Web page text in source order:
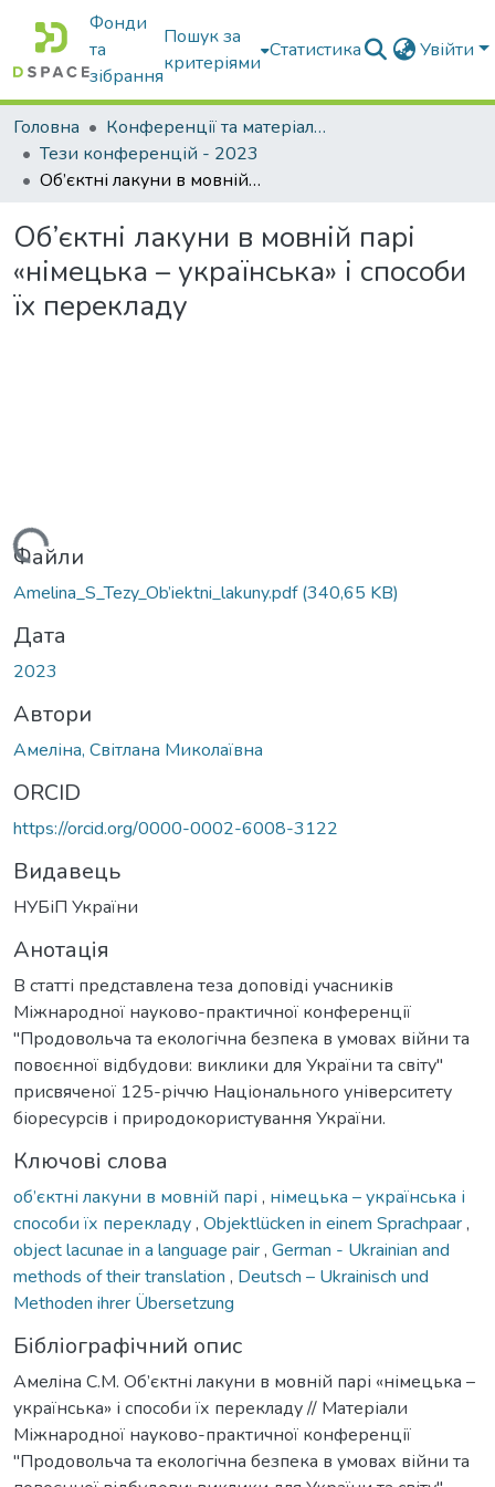
Фонди
та
зібрання
Пошук за
критеріями
Статистика Увійти
Головна
Конференції та матеріали конференцій
Тези конференцій - 2023
Об’єктні лакуни в мовній парі «німецька – українська» і способи їх перекладу
Об’єктні лакуни в мовній парі
«німецька – українська» і способи
їх перекладу
Файли
Amelina_S_Tezy_Ob’iektni_lakuny.pdf(340,65 KB)
Дата
2023
Автори
Амеліна, Світлана Миколаївна
ORCID
https://orcid.org/0000-0002-6008-3122
Видавець
НУБіП України
Анотація
В статті представлена теза доповіді учасників
Міжнародної науково-практичної конференції
"Продовольча та екологічна безпека в умовах війни та
повоєнної відбудови: виклики для України та світу"
присвяченої 125-річчю Національного університету
біоресурсів і природокористування України.
Ключові слова
об’єктні лакуни в мовній парі , німецька – українська і
способи їх перекладу, Objektlücken in einem Sprachpaar,
object lacunae in a language pair, German - Ukrainian and
methods of their translation , Deutsch – Ukrainisch und
Methoden ihrer Übersetzung
Бібліографічний опис
Амеліна С.М. Об’єктні лакуни в мовній парі «німецька –
українська» і способи їх перекладу // Матеріали
Міжнародної науково-практичної конференції
"Продовольча та екологічна безпека в умовах війни та